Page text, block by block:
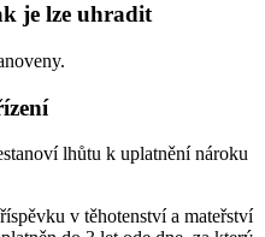
je lze uhradit
lhůtu k uplatnění nároku
v těhotenství a mateřství